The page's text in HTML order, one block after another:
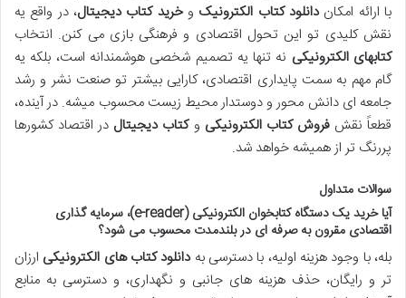
با ارائه امکاندانلود کتاب الکترونیک وخرید کتاب دیجیتال، در واقع یه
نقش کلیدی تو این تحول اقتصادی و فرهنگی بازی می کنن. انتخاب
کتابهای الکترونیکی نه تنها یه تصمیم شخصی هوشمندانه است، بلکه یه
گام مهم به سمت پایداری اقتصادی، کارایی بیشتر تو صنعت نشر و رشد
جامعه ای دانش محور و دوستدار محیط زیست محسوب میشه. در آینده،
قطعاً نقشفروش کتاب الکترونیکی وکتاب دیجیتال در اقتصاد کشورها
پررنگ تر از همیشه خواهد شد.
سوالات متداول
آیا خرید یک دستگاه کتابخوان الکترونیکی (e-reader)، سرمایه گذاری
اقتصادی مقرون به صرفه ای در بلندمدت محسوب می شود؟
بله، با وجود هزینه اولیه، با دسترسی بهدانلود کتاب های الکترونیکی ارزان
تر و رایگان، حذف هزینه های جانبی و نگهداری، و دسترسی به منابع